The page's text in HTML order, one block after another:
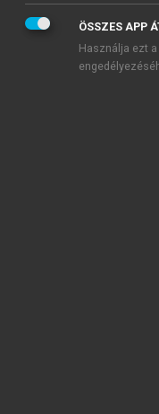
ÖSSZES APP
Használja ezt